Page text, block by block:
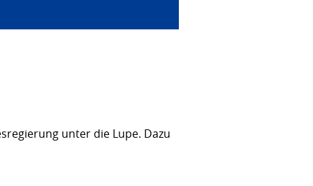
unter die Lupe. Dazu